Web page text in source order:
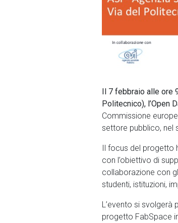
Il 7 febbraio alle ore
Politecnico), l’Open
Commissione
settore pubblico, nel
Il focus del progetto
con l’obiettivo di
collaborazione con
studenti, istituzioni,
L’evento si svolgerà
progetto FabSpace